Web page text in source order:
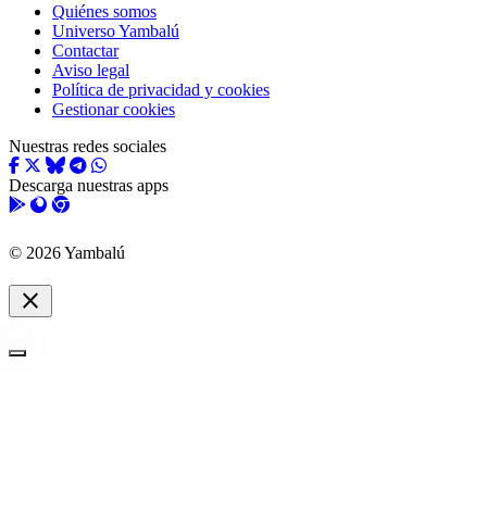
Quiénes somos
Universo Yambalú
Contactar
Aviso legal
Política de privacidad y cookies
Gestionar cookies
Nuestras redes sociales
Descarga nuestras apps
© 2026 Yambalú
close